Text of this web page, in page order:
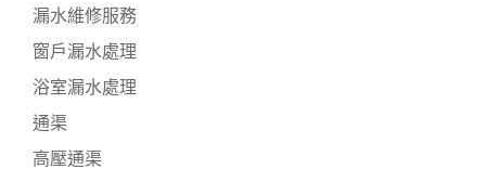
漏水維修服務
窗戶漏水處理
浴室漏水處理
通渠
高壓通渠